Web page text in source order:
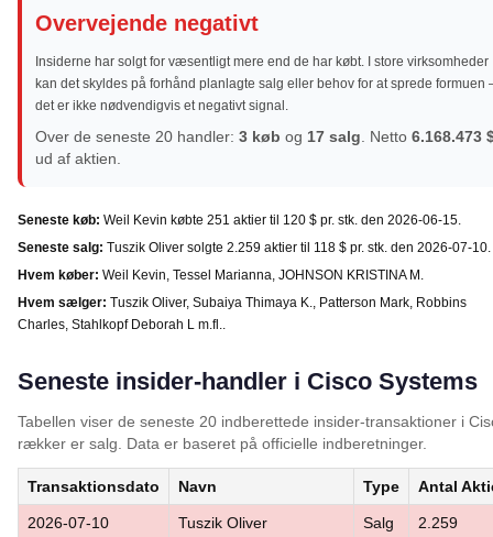
Overvejende negativt
Insiderne har solgt for væsentligt mere end de har købt. I store virksomheder
kan det skyldes på forhånd planlagte salg eller behov for at sprede formuen
det er ikke nødvendigvis et negativt signal.
Over de seneste 20 handler: 3 køb og 17 salg. Netto 6.168.473
ud af aktien.
Seneste køb: Weil Kevin købte 251 aktier til 120 $ pr. stk. den 2026-06-15.
Seneste salg: Tuszik Oliver solgte 2.259 aktier til 118 $ pr. stk. den 2026-07-10.
Hvem køber: Weil Kevin, Tessel Marianna, JOHNSON KRISTINA M.
Hvem sælger: Tuszik Oliver, Subaiya Thimaya K., Patterson Mark, Robbins
Charles, Stahlkopf Deborah L m.fl..
Seneste insider-handler i Cisco Systems
Tabellen viser de seneste 20 indberettede insider-transaktioner i
rækker er salg. Data er baseret på officielle indberetninger.
Transaktionsdato Navn Type Antal
2026-07-10 Tuszik Oliver Salg 2.259